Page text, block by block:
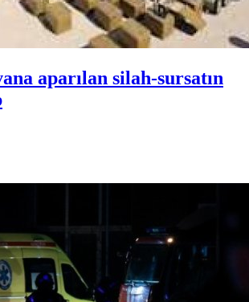
aparılan silah-sursatın